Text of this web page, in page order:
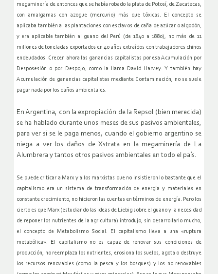
megaminería de entonces que se había robado la plata de Potosí, de Zacatecas,
con amalgamas con azogue (mercurio) más que tóxicas. El concepto se
aplicaba también a las plantaciones con esclavos de caña de azúcar o algodón,
y era aplicable también al guano del Perú (de 1840 a 1880), no más de 11
millones de toneladas exportados en 40 años extraídos con trabajadores chinos
endeudados. Crecen ahora las ganancias capitalistas por esa Acumulación por
Desposesión o por Despojo, como la llama David Harvey. Y también hay
Acumulación de ganancias capitalistas mediante Contaminación, no se suele
pagar nada por los daños ambientales.
En Argentina, con la expropiación de la Repsol (bien merecida)
se ha hablado durante unos meses de sus pasivos ambientales,
para ver si se le paga menos, cuando el gobierno argentino se
niega a ver los daños de Xstrata en la megaminería de La
Alumbrera y tantos otros pasivos ambientales en todo el país.
Se puede criticar a Marx y a los marxistas que no insistieron lo bastante que el
capitalismo era un sistema de transformación de energía y materiales en
constante crecimiento, no hicieron las cuentas en términos de energía. Pero los
cierto es que Marx (estudiando las ideas de Liebig sobre el guano y la necesidad
de reponer los nutrientes de la agricultura) introdujo, sin desarrollarlo mucho,
el concepto de Metabolismo Social. El capitalismo lleva a una «ruptura
metabólica». El capitalismo no es capaz de renovar sus condiciones de
producción, no reemplaza los nutrientes, erosiona los suelos, agota o destruye
los recursos renovables (como la pesca y los bosques) y los no renovables